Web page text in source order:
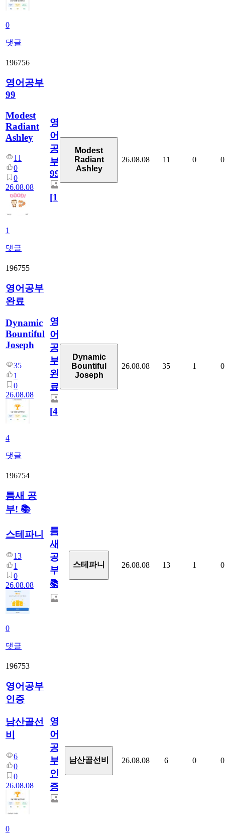
0
댓글
196756
영어공부
99
Modest
Radiant
Ashley
11
0
0
26.08.08
1
댓글
영
어
공
부
99
[1]
Modest
Radiant
Ashley
26.08.08 11 0 0
196755
영어공부
완료
Dynamic
Bountiful
Joseph
35
1
0
26.08.08
4
댓글
영
어
공
부
완
료
[4]
Dynamic
Bountiful
Joseph
26.08.08 35 1 0
196754
틈새 공
부! 📚
스테파니
13
1
0
26.08.08
0
댓글
틈
새
공
부!
📚
스테파니 26.08.08 13 1 0
196753
영어공부
인증
남산골선
비
6
0
0
26.08.08
0
영
어
공
부
인
증
남산골선비 26.08.08 6 0 0